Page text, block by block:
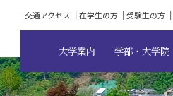
交通アクセス 在学生の方 受験生の方
大学案内 学部・大学院